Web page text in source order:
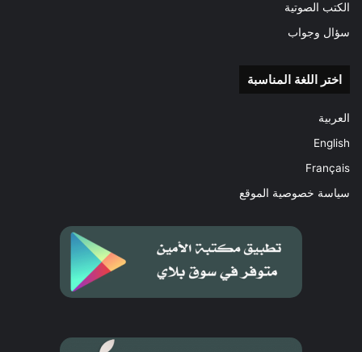
الكتب الصوتية
سؤال وجواب
اختر اللغة المناسبة
العربية
English
Français
سياسة خصوصية الموقع